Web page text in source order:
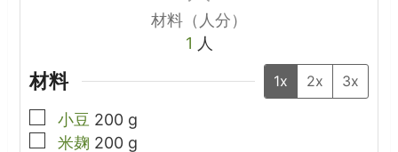
材料（人分）
1 人
材料 1x 2x 3x
▢
小豆 200 g
▢
米麹 200 g